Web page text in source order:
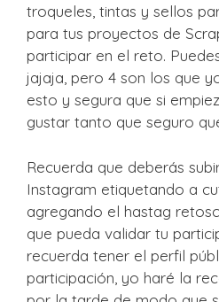
troqueles, tintas y sellos
para tus proyectos de
participar en el reto.
jajaja, pero 4 son los que
esto y segura que si
gustar tanto que seguro
Recuerda que deberás
Instagram etiquetando a
agregando el hastag
que pueda validar tu
recuerda tener el perfil
participación, yo haré la